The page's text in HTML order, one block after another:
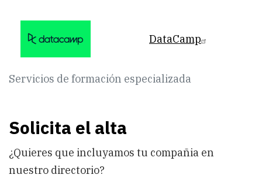
Servicios de formación especializada
DataCamp
Solicita el alta
¿Quieres que incluyamos tu compañia en
nuestro directorio?